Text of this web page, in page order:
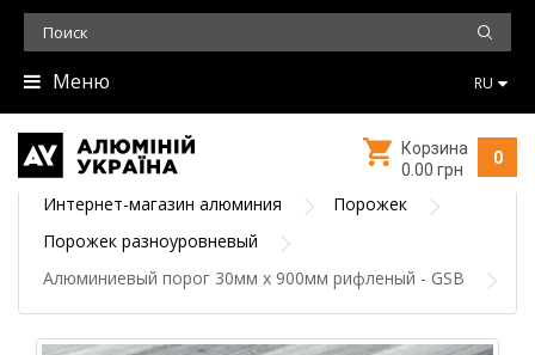
Меню RU
0
Корзина
0.00 грн
Интернет-магазин алюминия
Порожек
Порожек разноуровневый
Алюминиевый порог 30мм х 900мм рифленый - GSB